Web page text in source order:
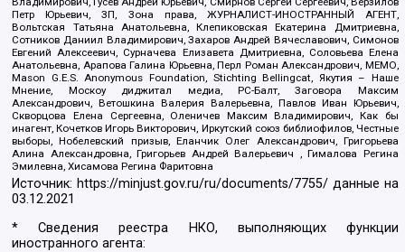
Петр Юрьевич, ЗП, Зона права, ЖУРНАЛИСТ-ИНОСТРАННЫЙ АГЕНТ,
Вольтская Татьяна Анатольевна, Клепиковская Екатерина Дмитриевна,
Сотников Даниил Владимирович, Захаров Андрей Вячеславович, Симонов
Евгений Алексеевич, Сурначева Елизавета Дмитриевна, Соловьева Елена
Анатольевна, Арапова Галина Юрьевна, Перл Роман Александрович, МЕМО,
Mason G.E.S. Anonymous Foundation, Stichting Bellingcat, Якутия – Наше
Мнение, Москоу диджитал медиа, РС-Балт, Заговора Максим
Александрович, Ветошкина Валерия Валерьевна, Павлов Иван Юрьевич,
Скворцова Елена Сергеевна, Оленичев Максим Владимирович, Как бы
инагент, Кочетков Игорь Викторович, Иркутский союз библиофилов, Честные
выборы, Нобелевский призыв, Еланчик Олег Александрович, Григорьева
Алина Александровна, Григорьев Андрей Валерьевич , Гималова Регина
Эмилевна, Хисамова Регина Фаритовна
Источник: https://minjust.gov.ru/ru/documents/7755/ данные на
03.12.2021
* Сведения реестра НКО, выполняющих функции
иностранного агента: